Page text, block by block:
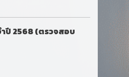
ำปี 2568 (ตรวจสอบ